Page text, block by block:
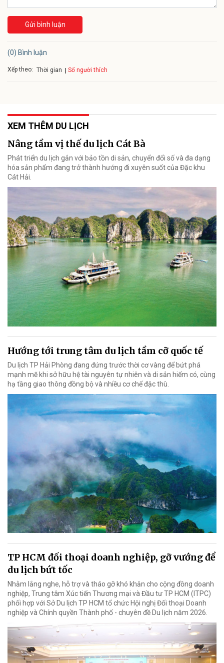
Gửi bình luận
(0) Bình luận
Xếp theo: Thời gian Số người thích
XEM THÊM DU LỊCH
Nâng tầm vị thế du lịch Cát Bà
Phát triển du lịch gắn với bảo tồn di sản, chuyển đổi số và đa dạng
hóa sản phẩm đang trở thành hướng đi xuyên suốt của Đặc khu
Cát Hải.
Hướng tới trung tâm du lịch tầm cỡ quốc tế
Du lịch TP Hải Phòng đang đứng trước thời cơ vàng để bứt phá
mạnh mẽ khi sở hữu hệ tài nguyên tự nhiên và di sản hiếm có, cùng
hạ tầng giao thông đồng bộ và nhiều cơ chế đặc thù.
TP HCM đối thoại doanh nghiệp, gỡ vướng để
du lịch bứt tốc
Nhằm lắng nghe, hỗ trợ và tháo gỡ khó khăn cho cộng đồng doanh
nghiệp, Trung tâm Xúc tiến Thương mại và Đầu tư TP HCM (ITPC)
phối hợp với Sở Du lịch TP HCM tổ chức Hội nghị Đối thoại Doanh
nghiệp và Chính quyền Thành phố - chuyên đề Du lịch năm 2026.